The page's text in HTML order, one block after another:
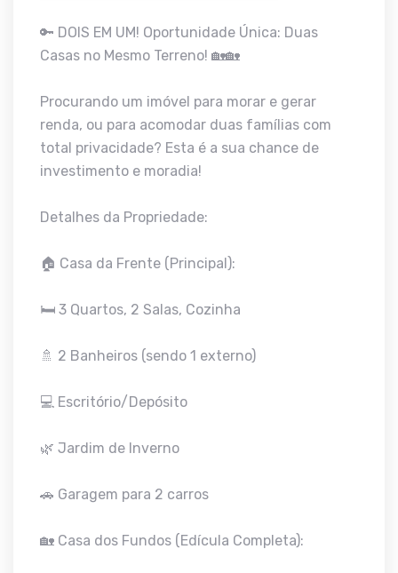
🔑 DOIS EM UM! Oportunidade Única: Duas
Casas no Mesmo Terreno! 🏡🏡
Procurando um imóvel para morar e gerar
renda, ou para acomodar duas famílias com
total privacidade? Esta é a sua chance de
investimento e moradia!
Detalhes da Propriedade:
🏠 Casa da Frente (Principal):
🛏️ 3 Quartos, 2 Salas, Cozinha
🚿 2 Banheiros (sendo 1 externo)
💻 Escritório/Depósito
🌿 Jardim de Inverno
🚗 Garagem para 2 carros
🏡 Casa dos Fundos (Edícula Completa):